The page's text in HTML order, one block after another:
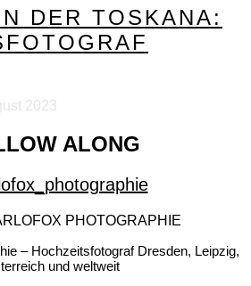
DER TOSKANA:
2023
ALONG
PHOTOGRAPHIE
– Hochzeitsfotograf Dresden, Leipzig,
und weltweit